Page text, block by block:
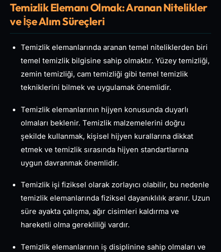
Temizlik Elemanı Olmak: Aranan Nitelikler
ve İşe Alım Süreçleri
Temizlik elemanlarında aranan temel niteliklerden biri
temel temizlik bilgisine sahip olmaktır. Yüzey temizliği,
zemin temizliği, cam temizliği gibi temel temizlik
tekniklerini bilmek ve uygulamak önemlidir.
Temizlik elemanlarının hijyen konusunda duyarlı
olmaları beklenir. Temizlik malzemelerini doğru
şekilde kullanmak, kişisel hijyen kurallarına dikkat
etmek ve temizlik sırasında hijyen standartlarına
uygun davranmak önemlidir.
Temizlik işi fiziksel olarak zorlayıcı olabilir, bu nedenle
temizlik elemanlarında fiziksel dayanıklılık aranır. Uzun
süre ayakta çalışma, ağır cisimleri kaldırma ve
hareketli olma gerekliliği vardır.
Temizlik elemanlarının iş disiplinine sahip olmaları ve